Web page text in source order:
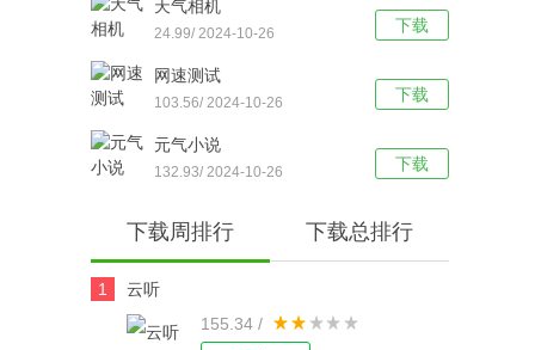
下载
天气相机
24.99/ 2024-10-26
下载
网速测试
103.56/ 2024-10-26
下载
元气小说
132.93/ 2024-10-26
下载周排行 下载总排行
1
云听
155.34 /